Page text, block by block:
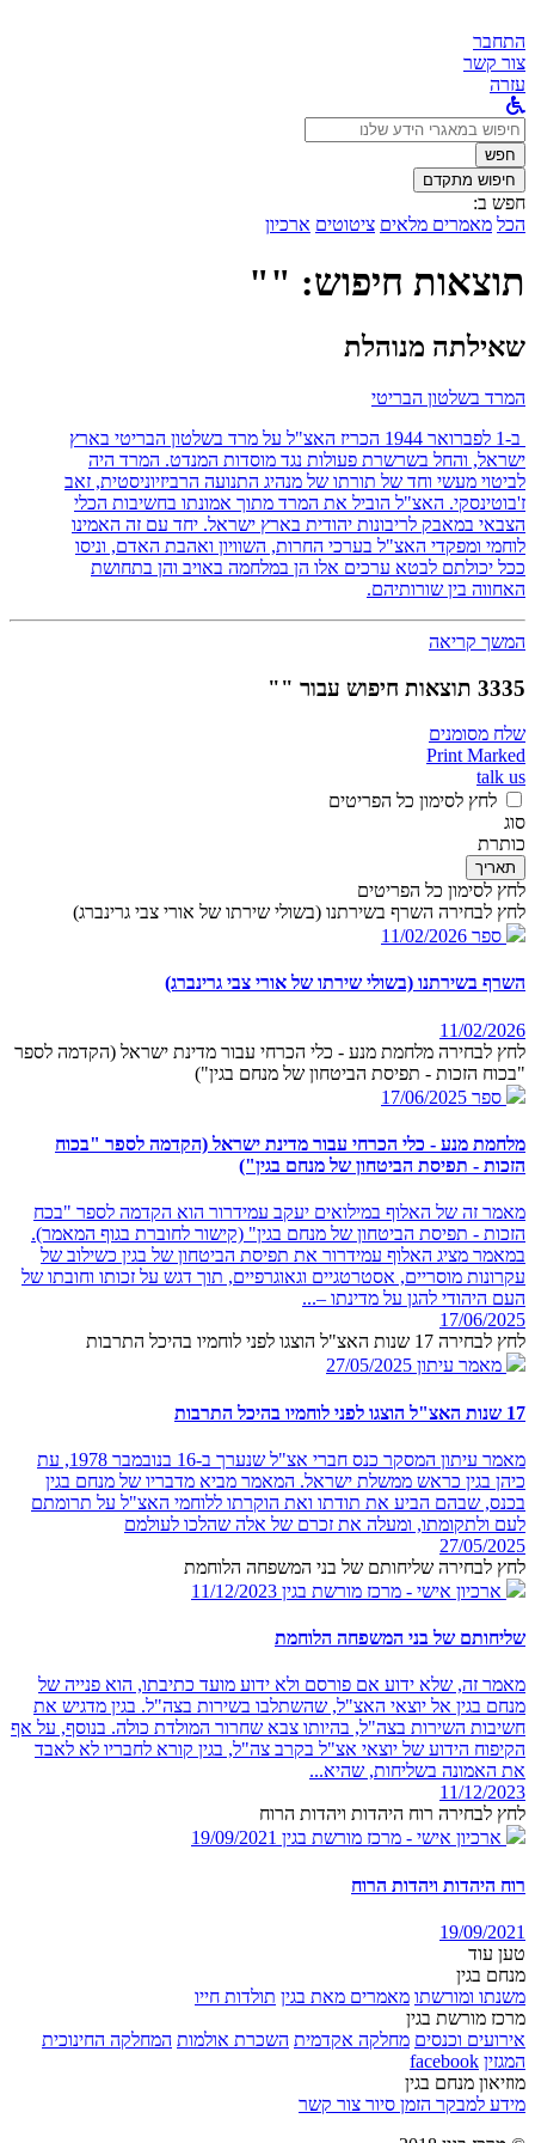
התחבר
צור קשר
עזרה
לחפש
ב:חפש
חיפוש מתקדם
חפש ב:
הכל מאמרים מלאים ציטוטים ארכיון
תוצאות חיפוש: ""
שאילתה מנוהלת
המרד בשלטון הבריטי
ב-1 לפברואר 1944 הכריז האצ"ל על מרד בשלטון הבריטי בארץ
ישראל, והחל בשרשרת פעולות נגד מוסדות המנדט. המרד היה
לביטוי מעשי וחד של תורתו של מנהיג התנועה הרביזיוניסטית, זאב
ז'בוטינסקי. האצ"ל הוביל את המרד מתוך אמונתו בחשיבות הכלי
הצבאי במאבק לריבונות יהודית בארץ ישראל. יחד עם זה האמינו
לוחמי ומפקדי האצ"ל בערכי החרות, השוויון ואהבת האדם, וניסו
ככל יכולתם לבטא ערכים אלו הן במלחמה באויב והן בתחושת
האחווה בין שורותיהם.
המשך קריאה
3335 תוצאות חיפוש עבור ""
שלח מסומנים
Print Marked
talk us
לחץ לסימון כל הפריטים
סוג
כותרת
תאריך
לחץ לסימון כל הפריטים
לחץ לבחירה השרף בשירתנו (בשולי שירתו של אורי צבי גרינברג)
ספר 11/02/2026
השרף בשירתנו (בשולי שירתו של אורי צבי גרינברג)
11/02/2026
לחץ לבחירה מלחמת מנע - כלי הכרחי עבור מדינת ישראל (הקדמה לספר
"בכוח הזכות - תפיסת הביטחון של מנחם בגין")
ספר 17/06/2025
מלחמת מנע - כלי הכרחי עבור מדינת ישראל (הקדמה לספר "בכוח
הזכות - תפיסת הביטחון של מנחם בגין")
מאמר זה של האלוף במילואים יעקב עמידרור הוא הקדמה לספר "בכח
הזכות - תפיסת הביטחון של מנחם בגין" (קישור לחוברת בגוף המאמר).
במאמר מציג האלוף עמידרור את תפיסת הביטחון של בגין כשילוב של
עקרונות מוסריים, אסטרטגיים וגאוגרפיים, תוך דגש על זכותו וחובתו של
העם היהודי להגן על מדינתו –...
17/06/2025
לחץ לבחירה 17 שנות האצ"ל הוצגו לפני לוחמיו בהיכל התרבות
מאמר עיתון 27/05/2025
17 שנות האצ"ל הוצגו לפני לוחמיו בהיכל התרבות
מאמר עיתון המסקר כנס חברי אצ"ל שנערך ב-16 בנובמבר 1978, עת
כיהן בגין כראש ממשלת ישראל. המאמר מביא מדבריו של מנחם בגין
בכנס, שבהם הביע את תודתו ואת הוקרתו ללוחמי האצ"ל על תרומתם
לעם ולתקומתו, ומעלה את זכרם של אלה שהלכו לעולמם
27/05/2025
לחץ לבחירה שליחותם של בני המשפחה הלוחמת
ארכיון אישי - מרכז מורשת בגין 11/12/2023
שליחותם של בני המשפחה הלוחמת
מאמר זה, שלא ידוע אם פורסם ולא ידוע מועד כתיבתו, הוא פנייה של
מנחם בגין אל יוצאי האצ"ל, שהשתלבו בשירות בצה"ל. בגין מדגיש את
חשיבות השירות בצה"ל, בהיותו צבא שחרור המולדת כולה. בנוסף, על אף
הקיפוח הידוע של יוצאי אצ"ל בקרב צה"ל, בגין קורא לחבריו לא לאבד
את האמונה בשליחות, שהיא...
11/12/2023
לחץ לבחירה רוח היהדות ויהדות הרוח
ארכיון אישי - מרכז מורשת בגין 19/09/2021
רוח היהדות ויהדות הרוח
19/09/2021
טען עוד
מנחם בגין
משנתו ומורשתו מאמרים מאת בגין תולדות חייו
מרכז מורשת בגין
אירועים וכנסים מחלקה אקדמית השכרת אולמות המחלקה החינוכית
המגזין facebook
מוזיאון מנחם בגין
מידע למבקר הזמן סיור צור קשר